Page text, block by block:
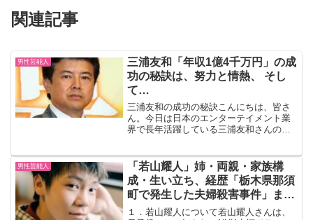
関連記事
男性芸能人
三浦友和「年収1億4千万円」の成
功の秘訣は、努力と情熱、 そし
て…
三浦友和の成功の秘訣こんにちは、皆さ
ん。今日は日本のエンターテイメント業
界で長年活躍している三浦友和さんの成
ューサーとしても活躍しています。彼の
成功の秘訣は何でしょうか...
男性芸能人
「若山耀人」姉・両親・家族構
成・生い立ち、経歴「栃木県那須
町で発生した夫婦殺害事件」まと
め
１．若山耀人について若山耀人さんは、